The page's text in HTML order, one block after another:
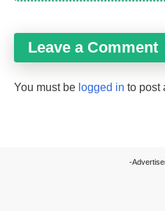
Leave a Comment
You must be logged in to post
-